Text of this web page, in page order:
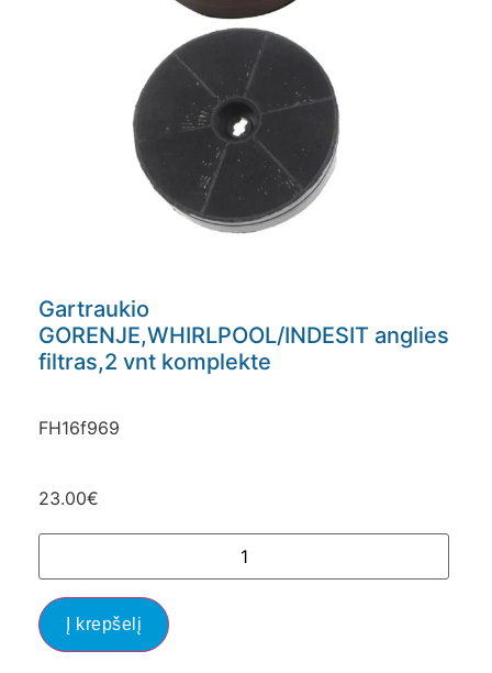
Gartraukio
GORENJE,WHIRLPOOL/INDESIT anglies
filtras,2 vnt komplekte
FH16f969
23.00€
Į krepšelį